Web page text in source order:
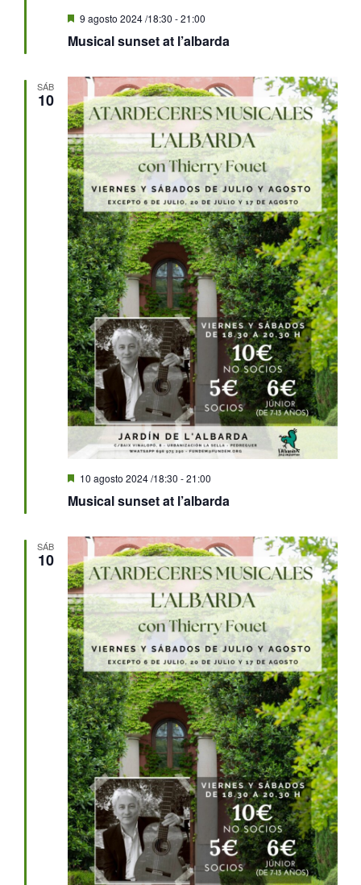
Musical sunset at l’albarda
Destacado
9 agosto 2024 /18:30 -21:00
SÁB
10
Musical sunset at l’albarda
Destacado
10 agosto 2024 /18:30 -21:00
SÁB
10